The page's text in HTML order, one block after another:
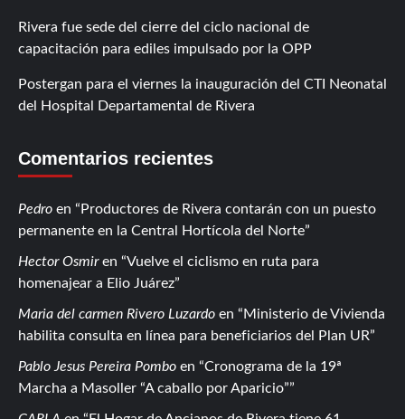
Rivera fue sede del cierre del ciclo nacional de
capacitación para ediles impulsado por la OPP
Postergan para el viernes la inauguración del CTI Neonatal
del Hospital Departamental de Rivera
Comentarios recientes
Pedro en
Productores de Rivera contarán con un puesto
permanente en la Central Hortícola del Norte
Hector Osmiren
Vuelve el ciclismo en ruta para
homenajear a Elio Juárez
Maria del carmen Rivero Luzardo en
Ministerio de Vivienda
habilita consulta en línea para beneficiarios del Plan UR
Pablo Jesus Pereira Pombo en
Cronograma de la 19ª
Marcha a Masoller “A caballo por Aparicio”